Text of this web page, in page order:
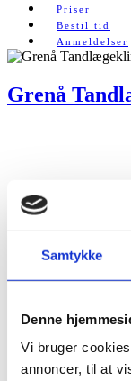
Samtykke
Denne
Vi bruger
annoncer, til at
Priser
Bestil tid
Anmeldelser
Grenå